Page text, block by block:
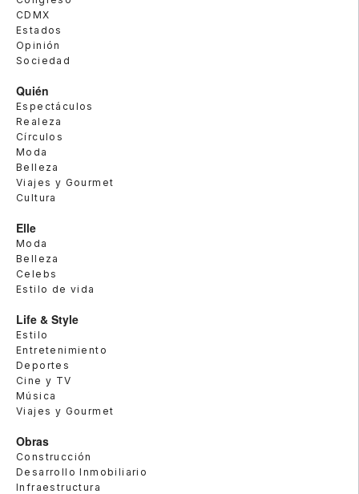
CDMX
Estados
Opinión
Sociedad
Quién
Espectáculos
Realeza
Círculos
Moda
Belleza
Viajes y Gourmet
Cultura
Elle
Moda
Belleza
Celebs
Estilo de vida
Life & Style
Estilo
Entretenimiento
Deportes
Cine y TV
Música
Viajes y Gourmet
Obras
Construcción
Desarrollo Inmobiliario
Infraestructura